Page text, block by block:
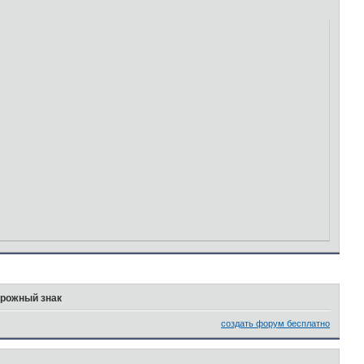
знак
создать форум бесплатно